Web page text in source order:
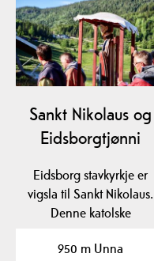
Sankt Nikolaus og
Eidsborgtjønni
Eidsborg stavkyrkje er
vigsla til Sankt Nikolaus.
Denne katolske
gjennom…
950 m Unna